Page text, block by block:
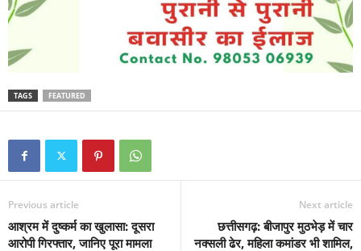
TAGS FEATURED
Previous article
आश्रम में दुष्कर्म का खुलासा: दूसरा
आरोपी गिरफ्तार, जानिए पूरा मामला
Next article
छत्तीसगढ़: बीजापुर मुठभेड़ में चार
नक्सली ढेर, महिला कमांडर भी शामिल,